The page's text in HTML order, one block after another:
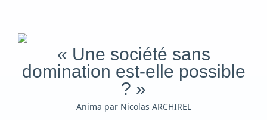
« Une société sans
domination est-elle possible
? »
Anima par Nicolas ARCHIREL